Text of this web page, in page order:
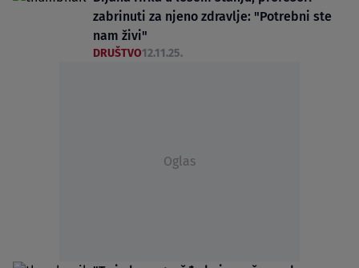
zabrinuti za njeno zdravlje: "Potrebni ste
nam živi"
DRUŠTVO12.11.25.
Oglas